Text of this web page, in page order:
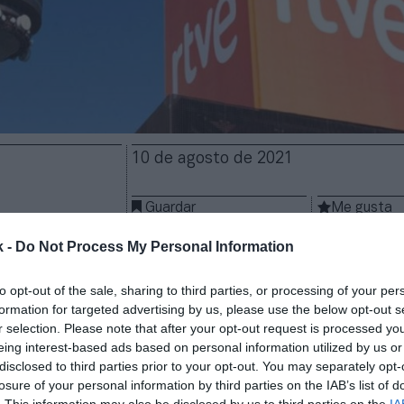
- Do Not Process My Personal Information
opt-out of the sale, sharing to third parties, or processing of your
for targeted advertising by us, please use the below opt-out
selection. Please note that after your opt-out request is processed
interest-based ads based on personal information utilized by us
to third parties prior to your opt-out. You may separately
of your personal information by third parties on the IAB’s list of
10 de agosto de 2021
Guardar Me gusta
claridad sobre la publicidad en Rtve. También en
de comunicación audiovisual, promovido por el
y Transformación Digital, deja
Cabe recordar quela Cnmc ya impuso una multa
de euros en 2018 a Rtve por, presuntamente,
de Comunicación Audiovisual (Lgca). Un tercio